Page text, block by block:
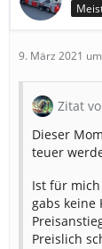
9. März 2021
Zitat
Dieser
teuer
Ist für
gabs keine
Preislich